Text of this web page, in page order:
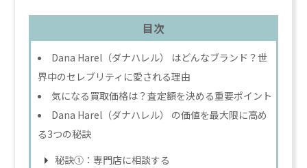
目次
Dana Harel（ダナハレル） はどんなブランド？世
界中のセレブリティに愛される理由
気になる買取価格は？査定額を決める重要ポイント
Dana Harel（ダナハレル） の価値を最大限に高め
る3つの秘訣
秘訣①：専門店に相談する